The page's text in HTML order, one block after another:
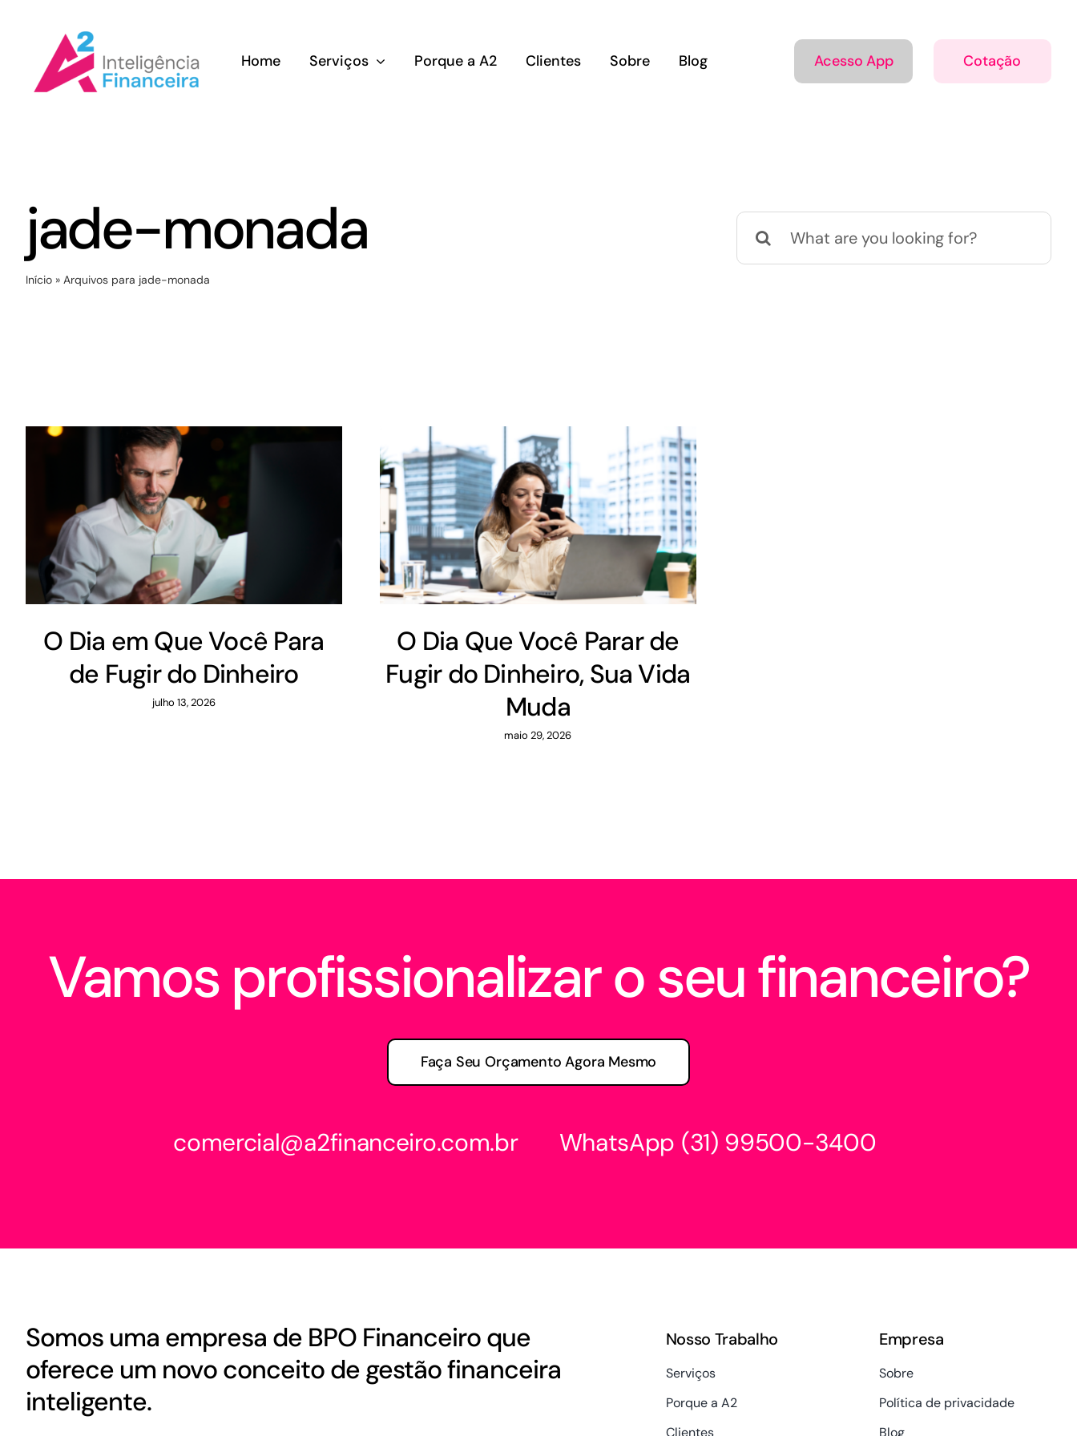
conteúdo
Home Serviços Porque a A2 Clientes Sobre Blog Acesso App Cotação
jade-monada
Início» Arquivos para jade-monada
Buscar
resultados
O Dia em Que Você Para
de Fugir do Dinheiro
julho 13, 2026
O Dia Que Você Parar de
Fugir do Dinheiro, Sua Vida
Muda
maio 29, 2026
Vamos profissionalizar o seu financeiro?
Faça Seu Orçamento Agora Mesmo
comercial@a2financeiro.com.br WhatsApp (31) 99500-3400
Somos uma empresa de BPO Financeiro que
oferece um novo conceito de gestão financeira
inteligente.
Nosso Trabalho
Serviços
Porque a A2
Empresa
Sobre
Política de privacidade